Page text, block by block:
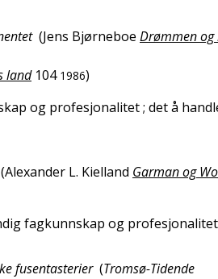
(Jens Bjørneboe Drømmen og
land 104 1986)
og profesjonalitet; det å
(Alexander L. Kielland Garman og
fagkunnskap og profesjonalitet
fusentasterier (Tromsø-Tidende